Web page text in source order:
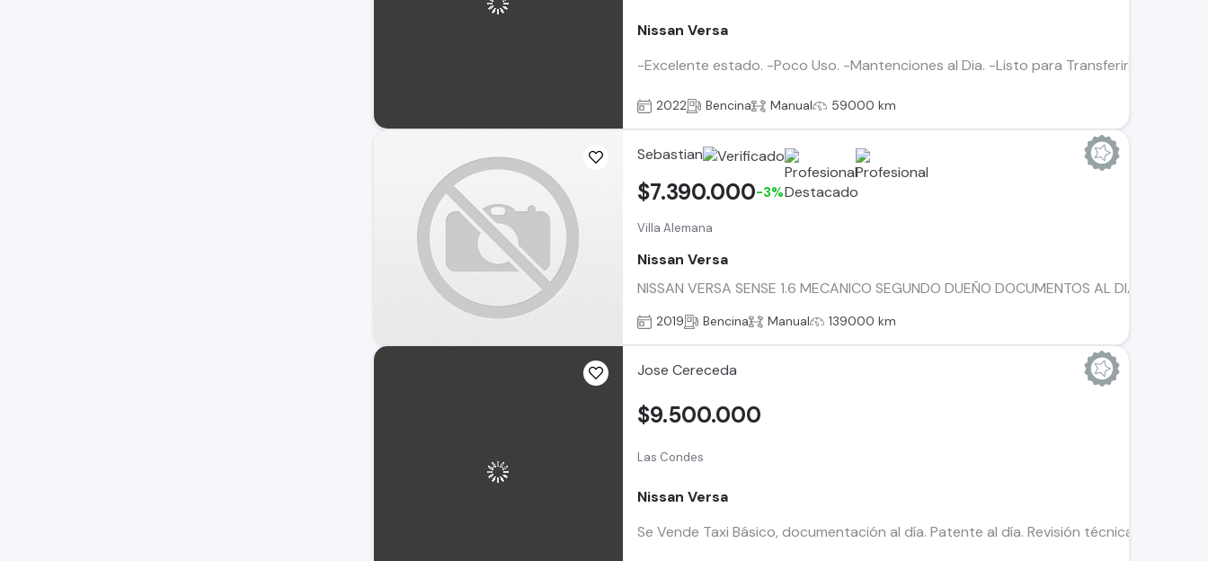
Nissan Versa
-Excelente estado. -Poco Uso. -Mantenciones al Dia. -Listo para Transferir. -Entrega
2022 Bencina Manual 59000 km
Sebastian
Villa Alemana
Nissan Versa
NISSAN VERSA SENSE 1.6 MECANICO SEGUNDO DUEÑO DOCUMENTOS AL DIA SIN
$7.390.000-3%
2019 Bencina Manual 139000 km
Jose Cereceda
Las Condes
Nissan Versa
Se Vende Taxi Básico, documentación al día. Patente al día. Revisión técnica al día.
$9.500.000